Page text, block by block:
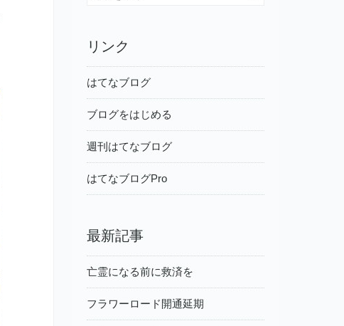
リンク
はてなブログ
ブログをはじめる
週刊はてなブログ
はてなブログPro
最新記事
亡霊になる前に救済を
フラワーロード開通延期